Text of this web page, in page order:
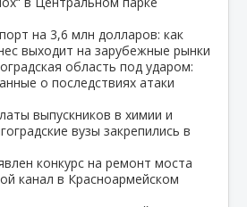
на 3,6 млн долларов: как
выходит на зарубежные рынки
область под ударом:
о последствиях атаки
выпускников в химии и
вузы закрепились в
конкурс на ремонт моста
канал в Красноармейском